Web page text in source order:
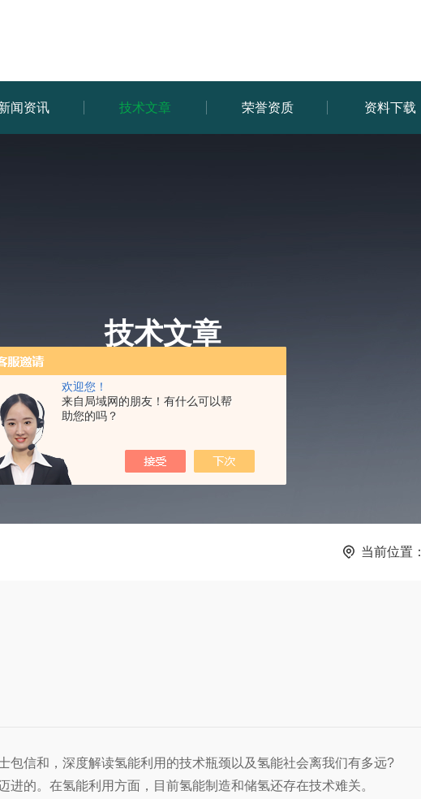
欢迎您！
来自局域网的朋友！有什么可以帮
助您的吗？
闻资讯 技术文章 荣誉资质 资料下载
技术文章
TECHNICAL ARTICLES
当前位置：
信和，深度解读氢能利用的技术瓶颈以及氢能社会离我们有多远?
的。在氢能利用方面，目前氢能制造和储氢还存在技术难关。